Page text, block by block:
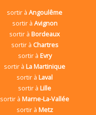
sortir àAngoulême
sortir à Avignon
sortir àBordeaux
sortir à Chartres
sortir à Evry
sortir àLa Martinique
sortir àLaval
sortir àLille
sortir àMarne-La-Vallée
sortir à Metz